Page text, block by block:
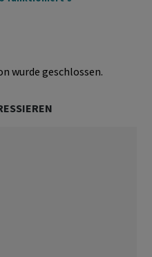
wurde geschlossen.